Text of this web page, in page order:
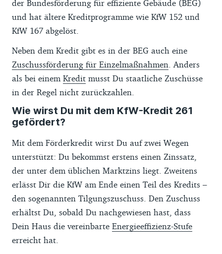
der Bundesförderung für effiziente Gebäude (BEG)
und hat ältere Kreditprogramme wie KfW 152 und
KfW 167 abgelöst.
Neben dem Kredit gibt es in der BEG auch eine
Zuschussförderung für Einzelmaßnahmen . Anders
als bei einem Kredit musst Du staatliche Zuschüsse
in der Regel nicht zurückzahlen.
Wie wirst Du mit dem KfW-Kredit 261
gefördert?
Mit dem Förderkredit wirst Du auf zwei Wegen
unterstützt: Du bekommst erstens einen Zinssatz,
der unter dem üblichen Marktzins liegt. Zweitens
erlässt Dir die KfW am Ende einen Teil des Kredits –
den sogenannten Tilgungszuschuss. Den Zuschuss
erhältst Du, sobald Du nachgewiesen hast, dass
Dein Haus die vereinbarte Energieeffizienz-Stufe
erreicht hat.